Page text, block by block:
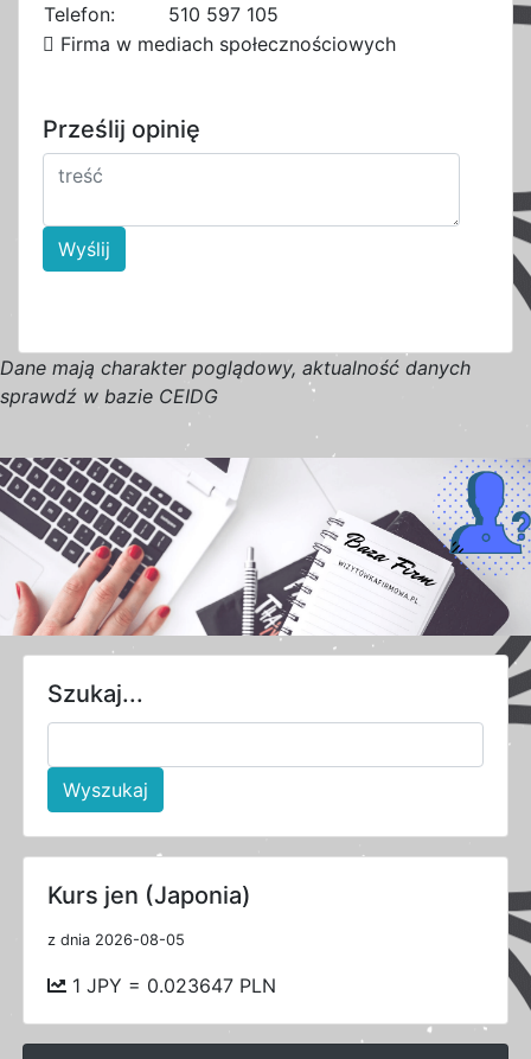
8
8
Telefon:
510 597 105
Firma w mediach społecznościowych
Prześlij opinię
Wyślij
Dane mają charakter poglądowy, aktualność danych
sprawdź w bazie CEIDG
Szukaj...
Wyszukaj
Kurs jen (Japonia)
z dnia 2026-08-05
1 JPY = 0.023647 PLN